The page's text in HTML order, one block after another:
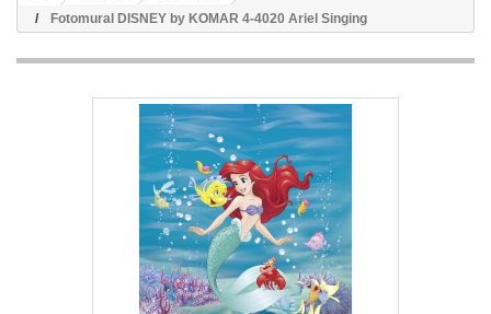
Fotomural DISNEY by KOMAR 4-4020 Ariel Singing